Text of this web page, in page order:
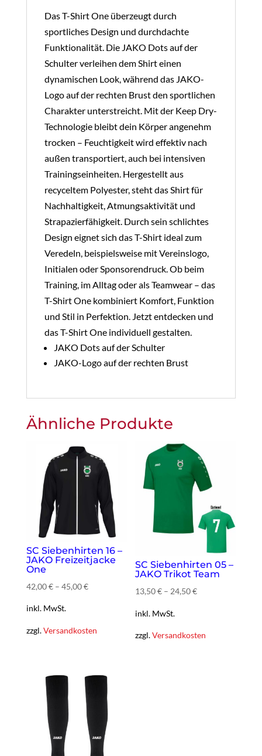
Das T-Shirt One überzeugt durch
sportliches Design und durchdachte
Funktionalität. Die JAKO Dots auf der
Schulter verleihen dem Shirt einen
dynamischen Look, während das JAKO-
Logo auf der rechten Brust den sportlichen
Charakter unterstreicht. Mit der Keep Dry-
Technologie bleibt dein Körper angenehm
trocken – Feuchtigkeit wird effektiv nach
außen transportiert, auch bei intensiven
Trainingseinheiten. Hergestellt aus
recyceltem Polyester, steht das Shirt für
Nachhaltigkeit, Atmungsaktivität und
Strapazierfähigkeit. Durch sein schlichtes
Design eignet sich das T-Shirt ideal zum
Veredeln, beispielsweise mit Vereinslogo,
Initialen oder Sponsorendruck. Ob beim
Training, im Alltag oder als Teamwear – das
T-Shirt One kombiniert Komfort, Funktion
und Stil in Perfektion. Jetzt entdecken und
das T-Shirt One individuell gestalten.
JAKO Dots auf der Schulter
JAKO-Logo auf der rechten Brust
Ähnliche Produkte
SC Siebenhirten 16 –
JAKO Freizeitjacke
One
42,00€– 45,00€
inkl. MwSt.
zzgl.Versandkosten
SC Siebenhirten 05 –
JAKO Trikot Team
13,50€ – 24,50€
inkl. MwSt.
zzgl.Versandkosten